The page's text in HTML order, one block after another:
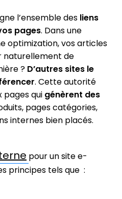
l’ensemble des liens
pages. Dans une
optimization, vos articles
naturellement de
? D’autres sites le
. Cette autorité
pages qui génèrent des
pages catégories,
internes bien placés.
pour un site e-
principes tels que :